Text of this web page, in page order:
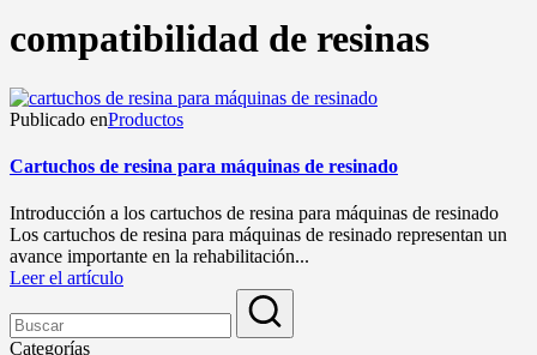
compatibilidad de resinas
Publicado enProductos
Cartuchos de resina para máquinas de resinado
Introducción a los cartuchos de resina para máquinas de resinado
Los cartuchos de resina para máquinas de resinado representan un
avance importante en la rehabilitación...
Leer el artículo
Categorías